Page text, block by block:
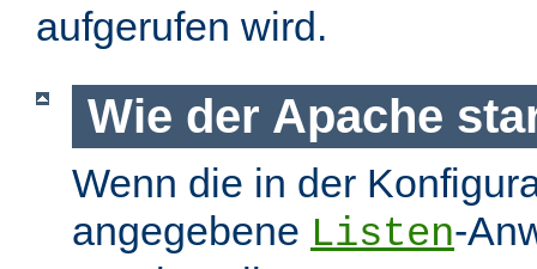
aufgerufen wird.
Wie der Apache
Wenn die in der
angegebene Listen-